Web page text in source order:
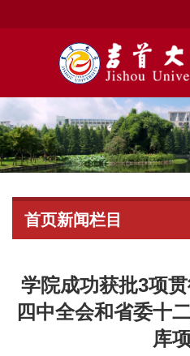
首页新闻栏目
学院成功获批3项
四中全会和省委十
库